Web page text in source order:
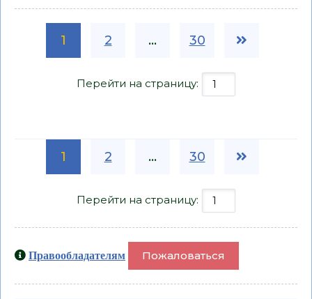
1 2 ... 30
Перейти на страницу:
1 2 ... 30
Перейти на страницу:
Правообладателям Пожаловаться